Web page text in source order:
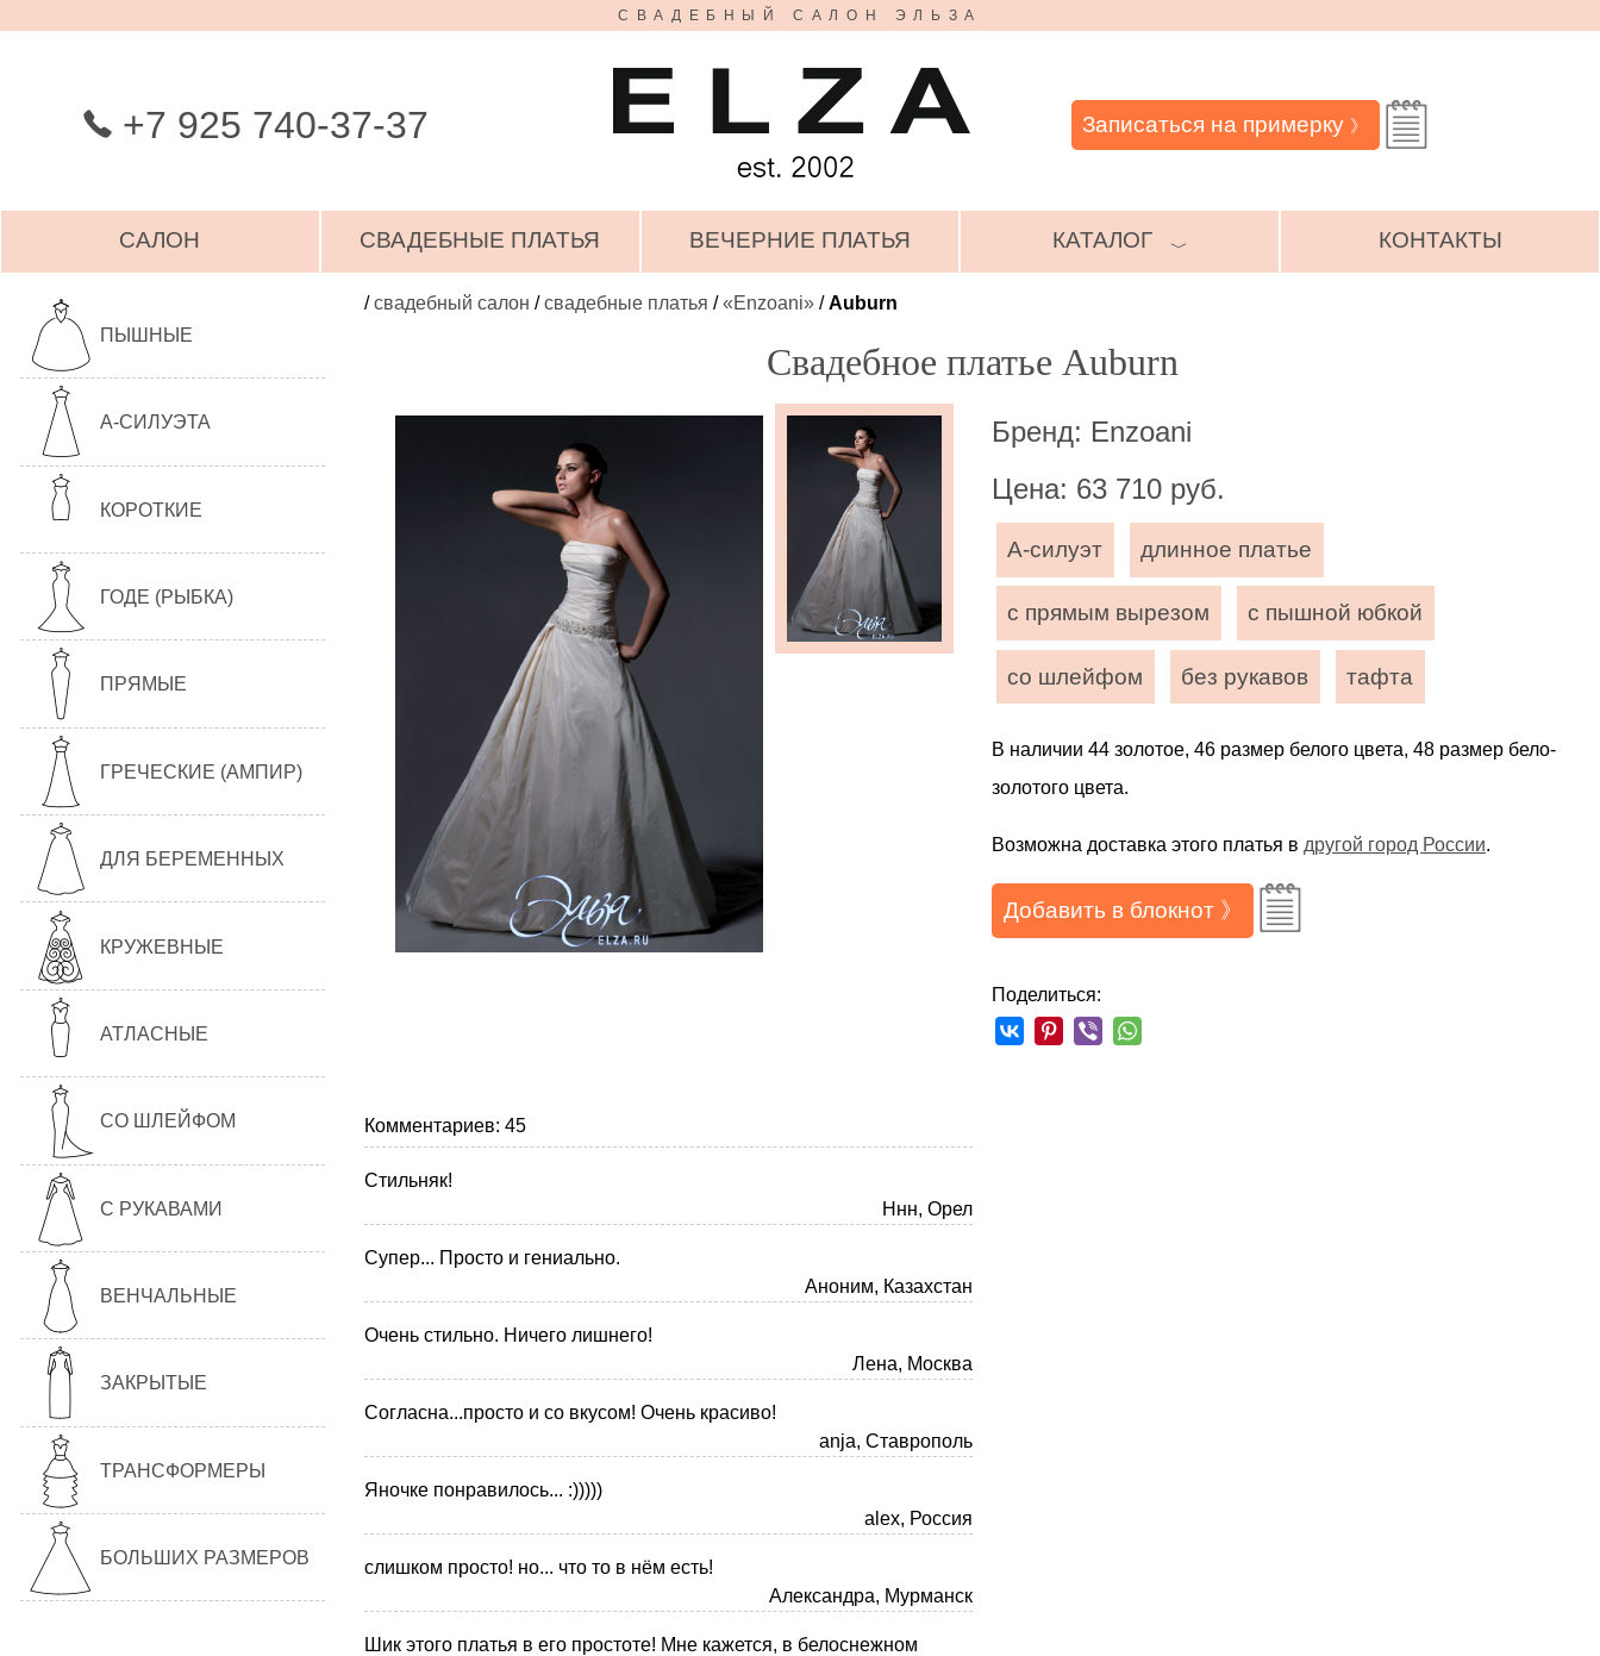
СВАДЕБНЫЙ САЛОН ЭЛЬЗА
+7 925 740-37-37 Записаться на примерку 》
САЛОН СВАДЕБНЫЕ ПЛАТЬЯ ВЕЧЕРНИЕ ПЛАТЬЯ КАТАЛОГ ﹀ КОНТАКТЫ
ПЫШНЫЕ
А-СИЛУЭТА
КОРОТКИЕ
ГОДЕ (РЫБКА)
ПРЯМЫЕ
ГРЕЧЕСКИЕ (АМПИР)
ДЛЯ БЕРЕМЕННЫХ
КРУЖЕВНЫЕ
АТЛАСНЫЕ
СО ШЛЕЙФОМ
С РУКАВАМИ
ВЕНЧАЛЬНЫЕ
ЗАКРЫТЫЕ
ТРАНСФОРМЕРЫ
БОЛЬШИХ РАЗМЕРОВ
/свадебный салон /свадебные платья /«Enzoani» /Auburn
Свадебное платье Auburn
Бренд: Enzoani
Цена: 63 710 руб.
А-силуэт длинное платье
с прямым вырезом с пышной юбкой
со шлейфом без рукавов тафта
В наличии 44 золотое, 46 размер белого цвета, 48 размер бело-
золотого цвета.
Возможна доставка этого платья в другой город России.
Добавить в блокнот 》
Поделиться:
Комментариев: 45
Стильняк!
Ннн, Орел
Супер... Просто и гениально.
Аноним, Казахстан
Очень стильно. Ничего лишнего!
Лена, Москва
Согласна...просто и со вкусом! Очень красиво!
anja, Ставрополь
Яночке понравилось... :)))))
alex, Россия
слишком просто! но... что то в нём есть!
Александра, Мурманск
Шик этого платья в его простоте! Мне кажется, в белоснежном